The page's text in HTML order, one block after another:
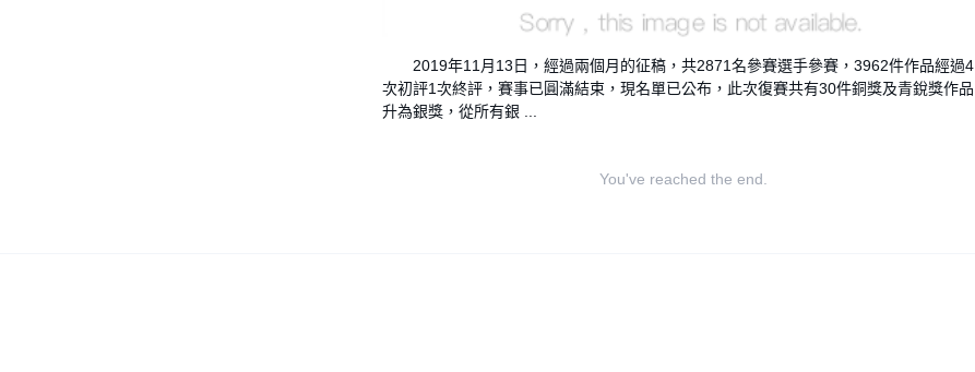
2019年11月13日，經過兩個月的征稿，共2871名參賽選手參賽，3962件作品經過4
次初評1次終評，賽事已圓滿結束，現名單已公布，此次復賽共有30件銅獎及青銳獎作品
升為銀獎，從所有銀 ...
You've reached the end.